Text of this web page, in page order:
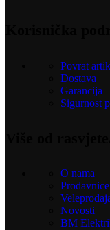
Povrat
Dostava
Garancija
Sigurnost
O nama
Prodavnice
Novosti
BM